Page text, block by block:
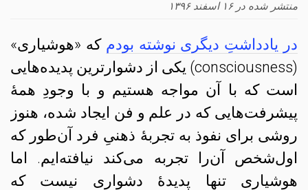
منتشر شده در۱۶ اسفند ۱۳۹۶
در یادداشتِ دیگری نوشته بودم که «هوشیاری»
(consciousness) یکی از دشوارترین پدیده‌هایی
است که با آن مواجه هستیم و با وجودِ همهٔ
پیشرفت‌هایی که در علم و فن ایجاد شده، هنوز
روشی برای نفوذ به تجربهٔ ذهنیِ فرد آن‌طور که
اول‌شخص آن‌را تجربه می‌کند نیافته‌ایم. اما
هوشیاری تنها پدیدهٔ دشواری نیست که